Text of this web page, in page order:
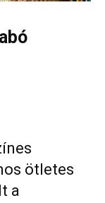
ötletes
a